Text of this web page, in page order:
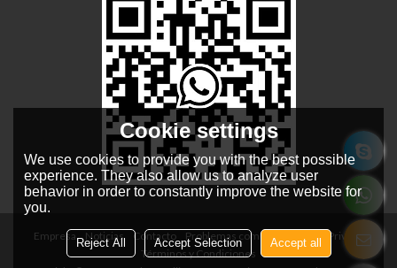
Empresa Noticias Contacto Problemas comunes
Noticia Privada
Términos y Condiciones
Cookie settings
We use cookies to provide you with the best possible
experience. They also allow us to analyze user
behavior in order to constantly improve the website for
you.
Reject All Accept Selection Accept all